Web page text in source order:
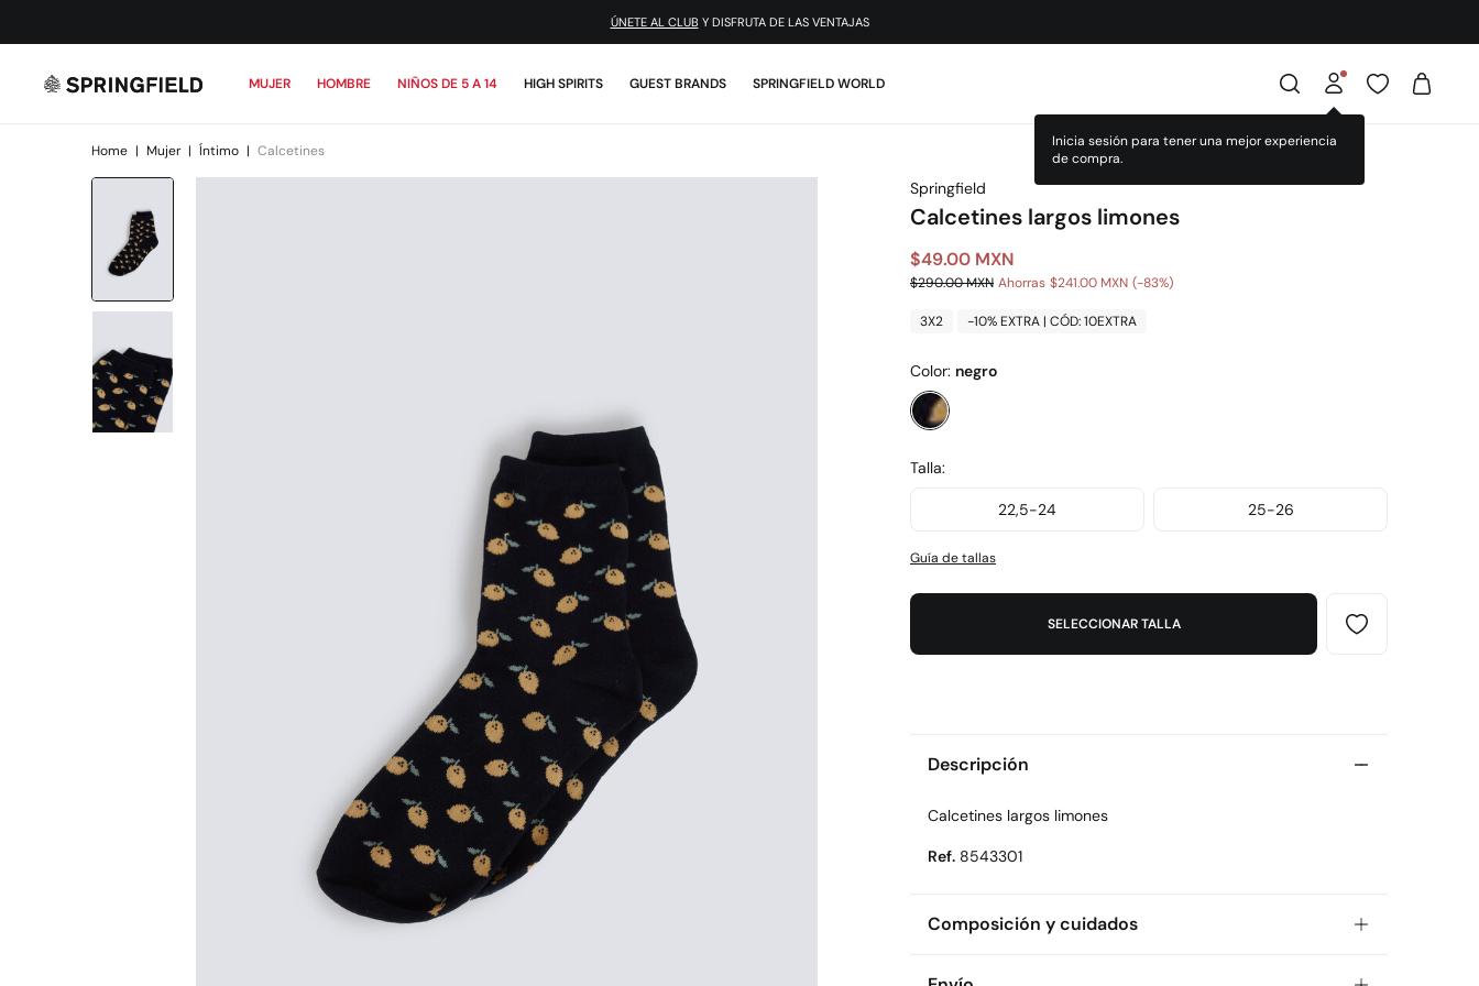
MUJER HOMBRE NIÑOS DE 5 A 14 HIGH SPIRITS GUEST BRANDS SPRINGFIELD WORLD
Inicia sesión para tener una mejor experiencia
de compra.
Home | Mujer | Íntimo | Calcetines
Springfield
Calcetines largos limones
$49.00 MXN
$290.00 MXN Ahorras $241.00 MXN 83
3X2 -10% EXTRA | CÓD: 10EXTRA
Color: negro
Talla:
22,5-24 25-26
Guía de tallas
SELECCIONAR TALLA
Descripción
Calcetines largos limones
Ref. 8543301
Composición y cuidados
Composición